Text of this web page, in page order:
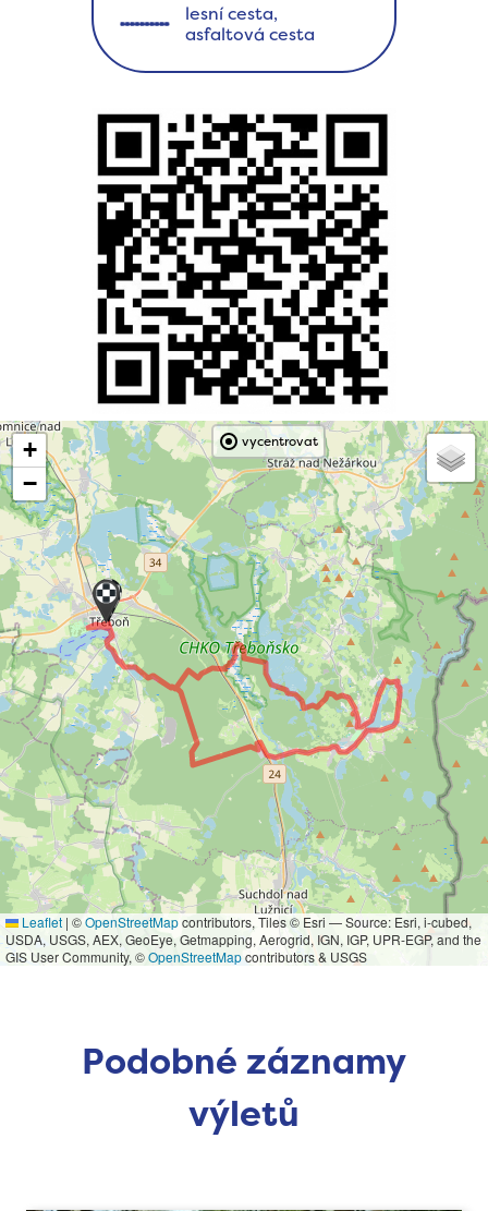
lesní cesta
asfaltová cesta
vycentrovat
+
−
Leaflet | ©OpenStreetMapcontributors, Tiles © Esri — Source: Esri, i-cubed,
USDA, USGS, AEX, GeoEye, Getmapping, Aerogrid, IGN, IGP, UPR-EGP, and the
GIS User Community, ©OpenStreetMapcontributors & USGS
Podobné záznamy
výletů